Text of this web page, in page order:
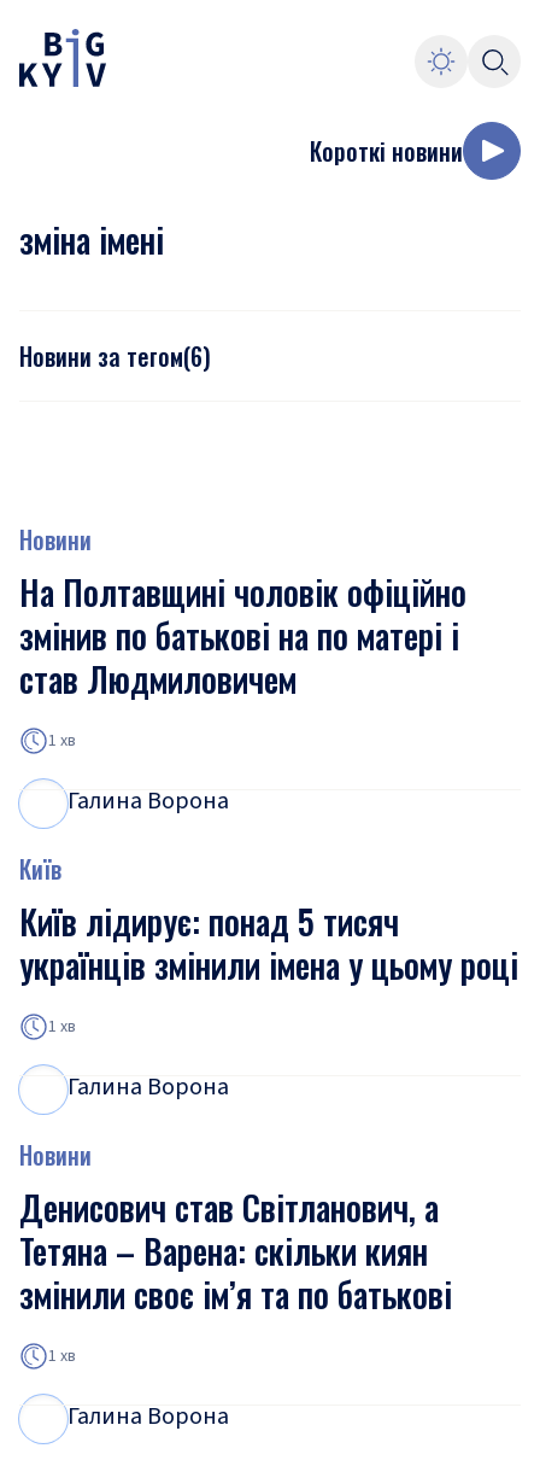
Короткі новини
зміна імені
Новини за тегом(6)
Новини
На Полтавщині чоловік офіційно
змінив по батькові на по матері і
став Людмиловичем
1 хв
Галина Ворона
Київ
Київ лідирує: понад 5 тисяч
українців змінили імена у цьому році
1 хв
Галина Ворона
Новини
Денисович став Світланович, а
Тетяна – Варена: скільки киян
змінили своє ім’я та по батькові
1 хв
Галина Ворона